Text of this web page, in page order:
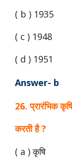
( b ) 1935
( c ) 1948
( d ) 1951
Answer- b
26. प्रारंभिक
करती है ?
( a ) कृषि